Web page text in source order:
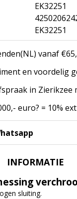
EK32251
EK32251
vanaf
en voordelig
in Zierikzee
euro? = 10%
INFORMATIE
sluiting.